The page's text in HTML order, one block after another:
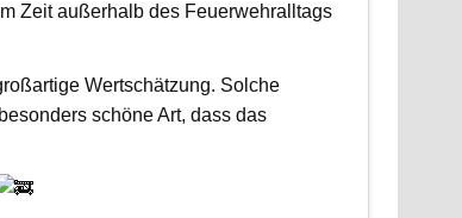
Zeit außerhalb des Feuerwehralltags
Wertschätzung. Solche
schöne Art, dass das